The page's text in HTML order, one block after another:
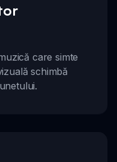
care simte
schimbă